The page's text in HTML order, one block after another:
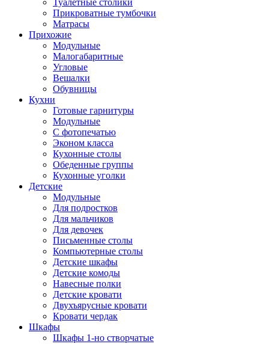
Туалетные столики
Прикроватные тумбочки
Матрасы
Прихожие
Модульные
Малогабаритные
Угловые
Вешалки
Обувницы
Кухни
Готовые гарнитуры
Модульные
С фотопечатью
Эконом класса
Кухонные столы
Обеденные группы
Кухонные уголки
Детские
Модульные
Для подростков
Для мальчиков
Для девочек
Письменные столы
Компьютерные столы
Детские шкафы
Детские комоды
Навесные полки
Детские кровати
Двухъярусные кровати
Кровати чердак
Шкафы
Шкафы 1-но створчатые